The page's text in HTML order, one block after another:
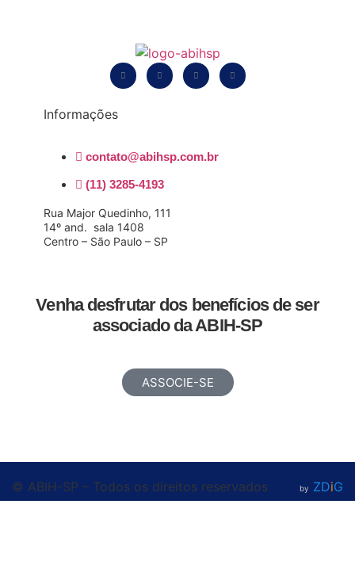
Informações
contato@abihsp.com.br
(11) 3285-4193
Rua Major Quedinho, 111
14º and. sala 1408
Centro – São Paulo – SP
Venha desfrutar dos benefícios de ser
associado da ABIH-SP
ASSOCIE-SE
© ABIH-SP – Todos os direitos reservados by ZDiG